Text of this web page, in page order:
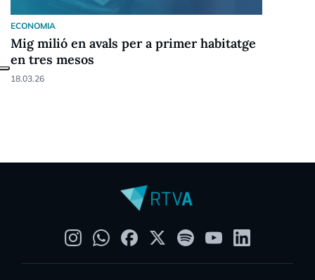
ECONOMIA
Mig milió en avals per a primer habitatge
en tres mesos
18.03.26